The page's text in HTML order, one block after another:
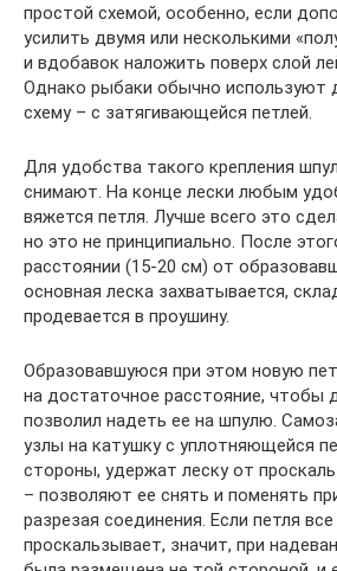
простой схемой, особенно, если
усилить двумя или несколькими
и вдобавок наложить поверх слой
Однако рыбаки обычно используют
схему – с затягивающейся петлей.
Для удобства такого крепления
снимают. На конце лески любым
вяжется петля. Лучше всего это
но это не принципиально. После
расстоянии (15-20 см) от
основная леска захватывается,
продевается в проушину.
Образовавшуюся при этом новую
на достаточное расстояние, чтобы
позволил надеть ее на шпулю.
узлы на катушку с уплотняющейся
стороны, удержат леску от
– позволяют ее снять и поменять
разрезая соединения. Если петля
проскальзывает, значит, при